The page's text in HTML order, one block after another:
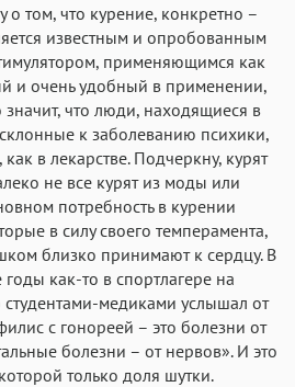
о том, что курение, конкретно –
известным и опробованным
применяющимся как
и очень удобный в применении,
значит, что люди, находящиеся в
к заболеванию психики,
в лекарстве. Подчеркну, курят
не все курят из моды или
потребность в курении
в силу своего темперамента,
близко принимают к сердцу. В
годы как-то в спортлагере на
студентами-медиками услышал от
с гонореей – это болезни от
болезни – от нервов». И это
только доля шутки.